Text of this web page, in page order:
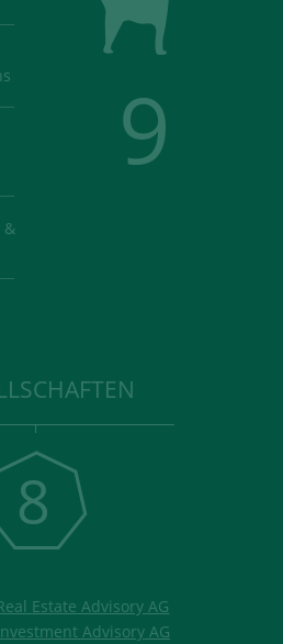
9
8
Estate Advisory AG
Advisory AG